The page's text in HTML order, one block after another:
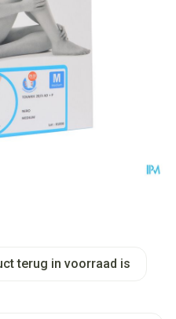
terug in voorraad is